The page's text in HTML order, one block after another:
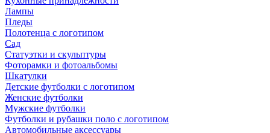
Лампы
Пледы
Полотенца с логотипом
Сад
Статуэтки и скульптуры
Фоторамки и фотоальбомы
Шкатулки
Детские футболки с логотипом
Женские футболки
Мужские футболки
Футболки и рубашки поло с логотипом
Автомобильные аксессуары